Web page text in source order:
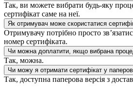
Так, ви можете вибрати будь-яку
сертифікат саме на неї.
Як отримувач може скористатися
Отримувачу потрібно просто
номер сертифіката.
Чи можна доплатити, якщо вибрана
Так, можна.
Чи можу я отримати сертифікат у
Так, доступна паперова версія з